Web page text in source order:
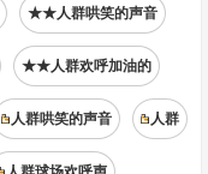
★★人群哄笑的声音
★★人群欢呼加油的
人群哄笑的声音 人群